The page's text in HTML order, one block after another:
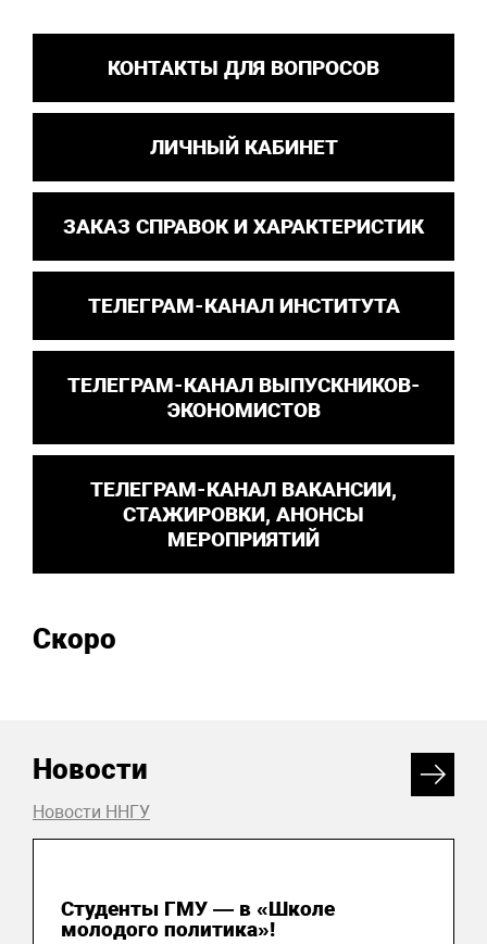
КОНТАКТЫ ДЛЯ ВОПРОСОВ
ЛИЧНЫЙ КАБИНЕТ
ЗАКАЗ СПРАВОК И ХАРАКТЕРИСТИК
ТЕЛЕГРАМ-КАНАЛ ИНСТИТУТА
ТЕЛЕГРАМ-КАНАЛ ВЫПУСКНИКОВ-
ЭКОНОМИСТОВ
ТЕЛЕГРАМ-КАНАЛ ВАКАНСИИ,
СТАЖИРОВКИ, АНОНСЫ
МЕРОПРИЯТИЙ
Скоро
Новости
Новости ННГУ
Студенты ГМУ — в «Школе
молодого политика»!